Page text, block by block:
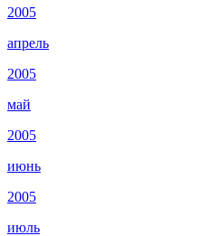
2005
апрель
2005
май
2005
июнь
2005
июль